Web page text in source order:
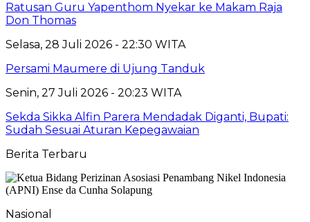
Ratusan Guru Yapenthom Nyekar ke Makam Raja
Don Thomas
Selasa, 28 Juli 2026 - 22:30 WITA
Persami Maumere di Ujung Tanduk
Senin, 27 Juli 2026 - 20:23 WITA
Sekda Sikka Alfin Parera Mendadak Diganti, Bupati:
Sudah Sesuai Aturan Kepegawaian
Berita Terbaru
Nasional